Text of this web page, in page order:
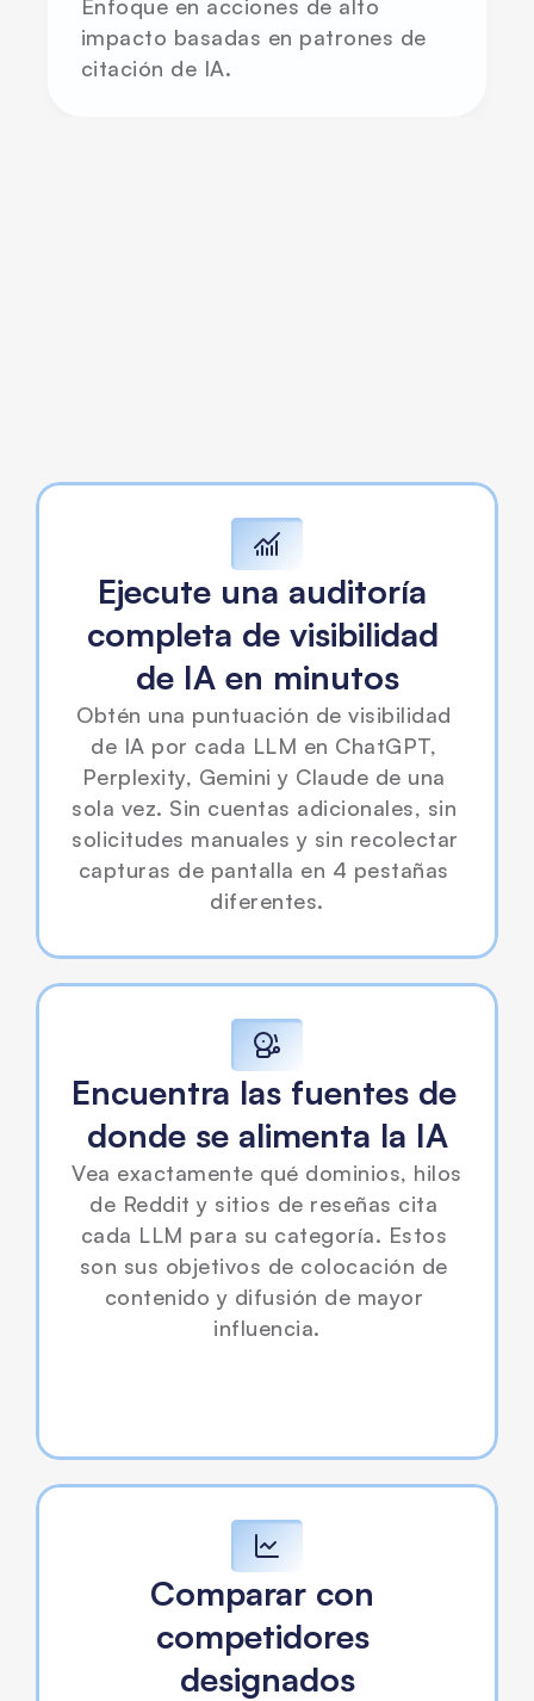
Enfoque en acciones de alto
impacto basadas en patrones de
citación de IA.
Ejecute una auditoría
completa de visibilidad
de IA en minutos
Obtén una puntuación de visibilidad
de IA por cada LLM en ChatGPT,
Perplexity, Gemini y Claude de una
sola vez. Sin cuentas adicionales, sin
solicitudes manuales y sin recolectar
capturas de pantalla en 4 pestañas
diferentes.
Encuentra las fuentes de
donde se alimenta la IA
Vea exactamente qué dominios, hilos
de Reddit y sitios de reseñas cita
cada LLM para su categoría. Estos
son sus objetivos de colocación de
contenido y difusión de mayor
influencia.
Comparar con
competidores
designados